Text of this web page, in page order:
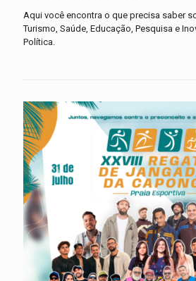
Aqui você encontra o que precisa saber
Turismo, Saúde, Educação, Pesquisa e
Política.